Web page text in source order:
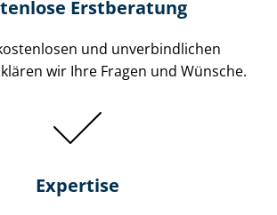
Erstberatung
und unverbindlichen
wir Ihre Fragen und Wünsche.
Expertise